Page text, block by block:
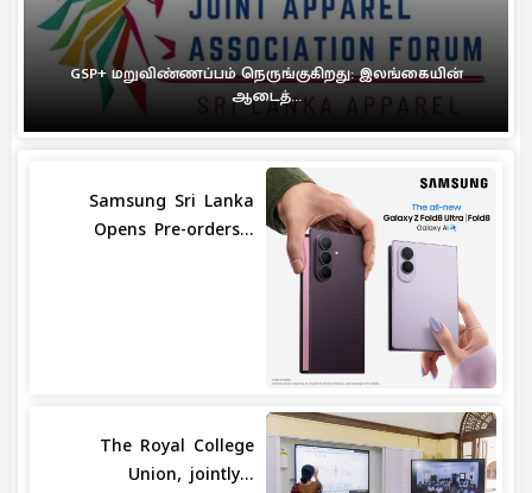
GSP+ மறுவிண்ணப்பம் நெருங்குகிறது: இலங்கையின்
ஆடைத்...
Samsung Sri Lanka
Opens Pre-orders...
The Royal College
Union, jointly...